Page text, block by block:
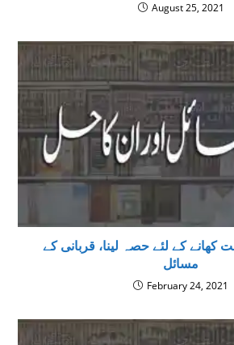
August 25, 2021
کھانے کے لئے حصہ لینا، قربانى كے
مسائل
February 24, 2021